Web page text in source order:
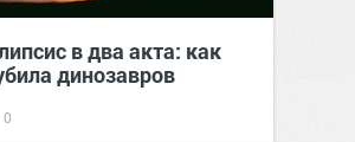
в два акта: как
динозавров
0